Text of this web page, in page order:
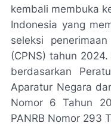
kembali membuka
Indonesia yang
seleksi
(CPNS) tahun
berdasarkan
Aparatur Negara
Nomor 6 Tahun
PANRB Nomor 293